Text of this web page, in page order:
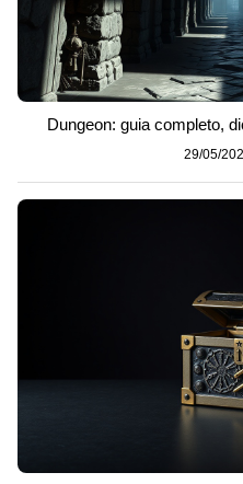
Dungeon: guia completo,
29/05/